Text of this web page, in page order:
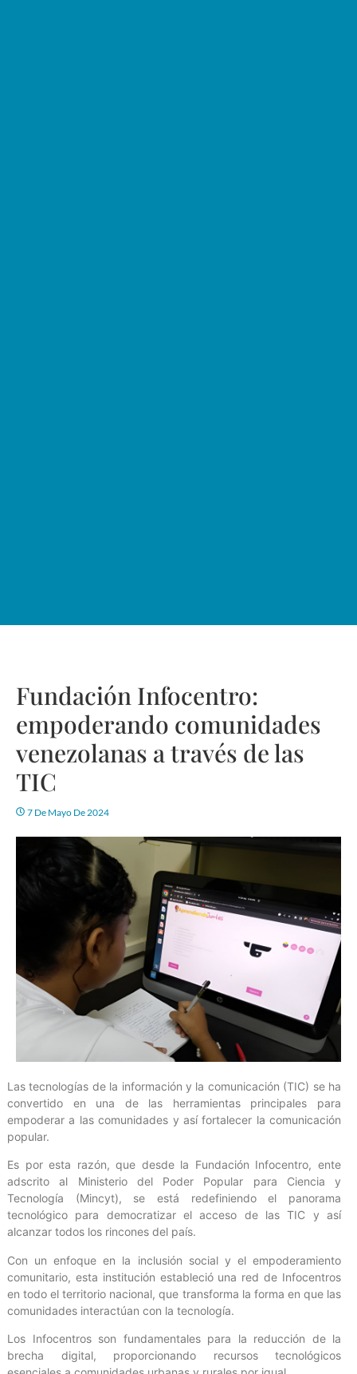
Fundación Infocentro:
empoderando comunidades
venezolanas a través de las
TIC
7 De Mayo De 2024
Las tecnologías de la información y la comunicación (TIC) se ha
convertido en una de las herramientas principales para
empoderar a las comunidades y así fortalecer la comunicación
popular.
Es por esta razón, que desde la Fundación Infocentro, ente
adscrito al Ministerio del Poder Popular para Ciencia y
Tecnología (Mincyt), se está redefiniendo el panorama
tecnológico para democratizar el acceso de las TIC y así
alcanzar todos los rincones del país.
Con un enfoque en la inclusión social y el empoderamiento
comunitario, esta institución estableció una red de Infocentros
en todo el territorio nacional, que transforma la forma en que las
comunidades interactúan con la tecnología.
Los Infocentros son fundamentales para la reducción de la
brecha digital, proporcionando recursos tecnológicos